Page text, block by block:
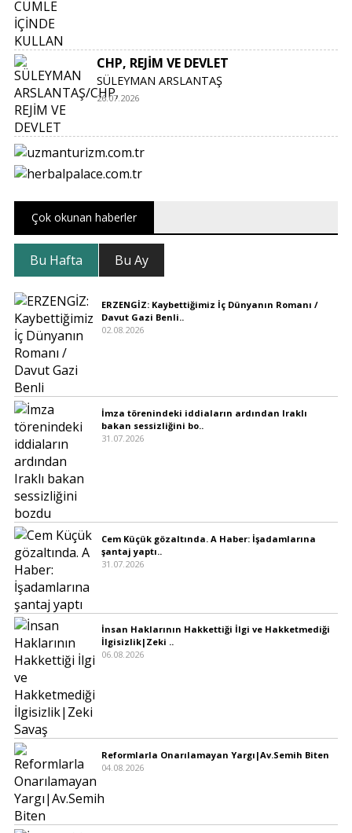
CHP, REJİM VE DEVLET
SÜLEYMAN ARSLANTAŞ
26.07.2026
Çok okunan haberler
Bu Hafta Bu Ay
ERZENGİZ: Kaybettiğimiz İç Dünyanın Romanı /
Davut Gazi Benli..
02.08.2026
İmza törenindeki iddiaların ardından Iraklı
bakan sessizliğini bo..
31.07.2026
Cem Küçük gözaltında. A Haber: İşadamlarına
şantaj yaptı..
31.07.2026
İnsan Haklarının Hakkettiği İlgi ve Hakketmediği
İlgisizlik|Zeki ..
06.08.2026
Reformlarla Onarılamayan Yargı|Av.Semih Biten
04.08.2026